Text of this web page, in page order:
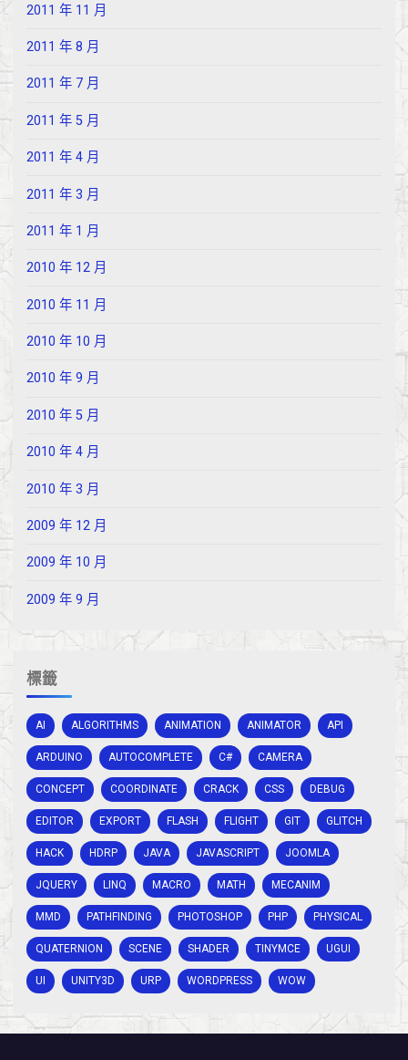
2011 年 11 月
2011 年 8 月
2011 年 7 月
2011 年 5 月
2011 年 4 月
2011 年 3 月
2011 年 1 月
2010 年 12 月
2010 年 11 月
2010 年 10 月
2010 年 9 月
2010 年 5 月
2010 年 4 月
2010 年 3 月
2009 年 12 月
2009 年 10 月
2009 年 9 月
標籤
AI ALGORITHMS ANIMATION ANIMATOR API
ARDUINO AUTOCOMPLETE C# CAMERA
CONCEPT COORDINATE CRACK CSS DEBUG
EDITOR EXPORT FLASH FLIGHT GIT GLITCH
HACK HDRP JAVA JAVASCRIPT JOOMLA
JQUERY LINQ MACRO MATH MECANIM
MMD PATHFINDING PHOTOSHOP PHP PHYSICAL
QUATERNION SCENE SHADER TINYMCE UGUI
UI UNITY3D URP WORDPRESS WOW